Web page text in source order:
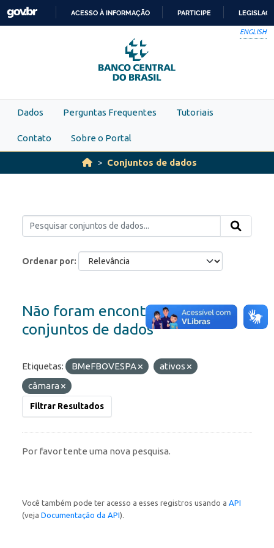
Skip to main content
PARA
O
CONTEÚDO
ACESSO À INFORMAÇÃO PARTICIPE
ENGLISH
Dados Perguntas Frequentes Tutoriais
Contato Sobre o Portal
Conjuntos de dados
Ordenar por
Não foram encontrados
conjuntos de dados
Etiquetas: BMeFBOVESPA
ativos
câmara
Filtrar Resultados
Por favor tente uma nova pesquisa.
Você também pode ter acesso a esses registros usando a API
(veja Documentação da API).